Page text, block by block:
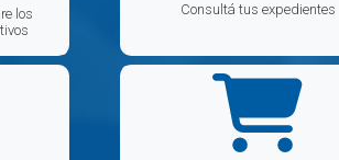
los
Consultá tus expedientes